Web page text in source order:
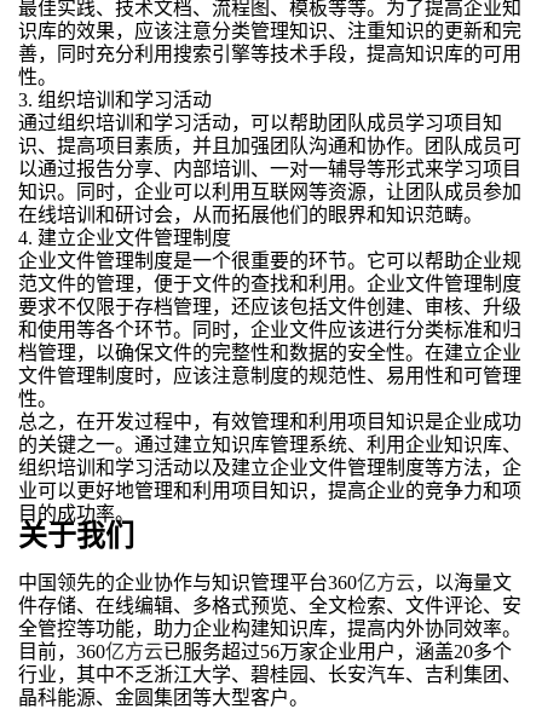
最佳实践、技术文档、流程图、模板等等。为了提高企业知
识库的效果，应该注意分类管理知识、注重知识的更新和完
善，同时充分利用搜索引擎等技术手段，提高知识库的可用
性。
3. 组织培训和学习活动
通过组织培训和学习活动，可以帮助团队成员学习项目知
识、提高项目素质，并且加强团队沟通和协作。团队成员可
以通过报告分享、内部培训、一对一辅导等形式来学习项目
知识。同时，企业可以利用互联网等资源，让团队成员参加
在线培训和研讨会，从而拓展他们的眼界和知识范畴。
4. 建立企业文件管理制度
企业文件管理制度是一个很重要的环节。它可以帮助企业规
范文件的管理，便于文件的查找和利用。企业文件管理制度
要求不仅限于存档管理，还应该包括文件创建、审核、升级
和使用等各个环节。同时，企业文件应该进行分类标准和归
档管理，以确保文件的完整性和数据的安全性。在建立企业
文件管理制度时，应该注意制度的规范性、易用性和可管理
性。
总之，在开发过程中，有效管理和利用项目知识是企业成功
的关键之一。通过建立知识库管理系统、利用企业知识库、
组织培训和学习活动以及建立企业文件管理制度等方法，企
业可以更好地管理和利用项目知识，提高企业的竞争力和项
目的成功率。
关于我们
中国领先的企业协作与知识管理平台360亿方云，以海量文
件存储、在线编辑、多格式预览、全文检索、文件评论、安
全管控等功能，助力企业构建知识库，提高内外协同效率。
目前，360亿方云已服务超过56万家企业用户，涵盖20多个
行业，其中不乏浙江大学、碧桂园、长安汽车、吉利集团、
晶科能源、金圆集团等大型客户。